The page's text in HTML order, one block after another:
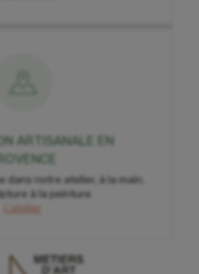
ARTISANALE EN
dans notre atelier, à la main,
à la peinture
L'atelier